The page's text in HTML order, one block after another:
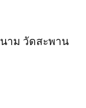
าม​ วัดสะพาน